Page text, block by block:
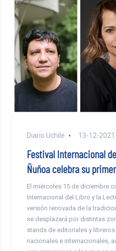
Diario Uchile 13-12-2021
Festival Internacional
Ñuñoa celebra su
El miércoles 15 de diciembre
Internacional del Libro y la
versión renovada de la
se desplazará por distintas
stands de editoriales y
nacionales e internacionales,